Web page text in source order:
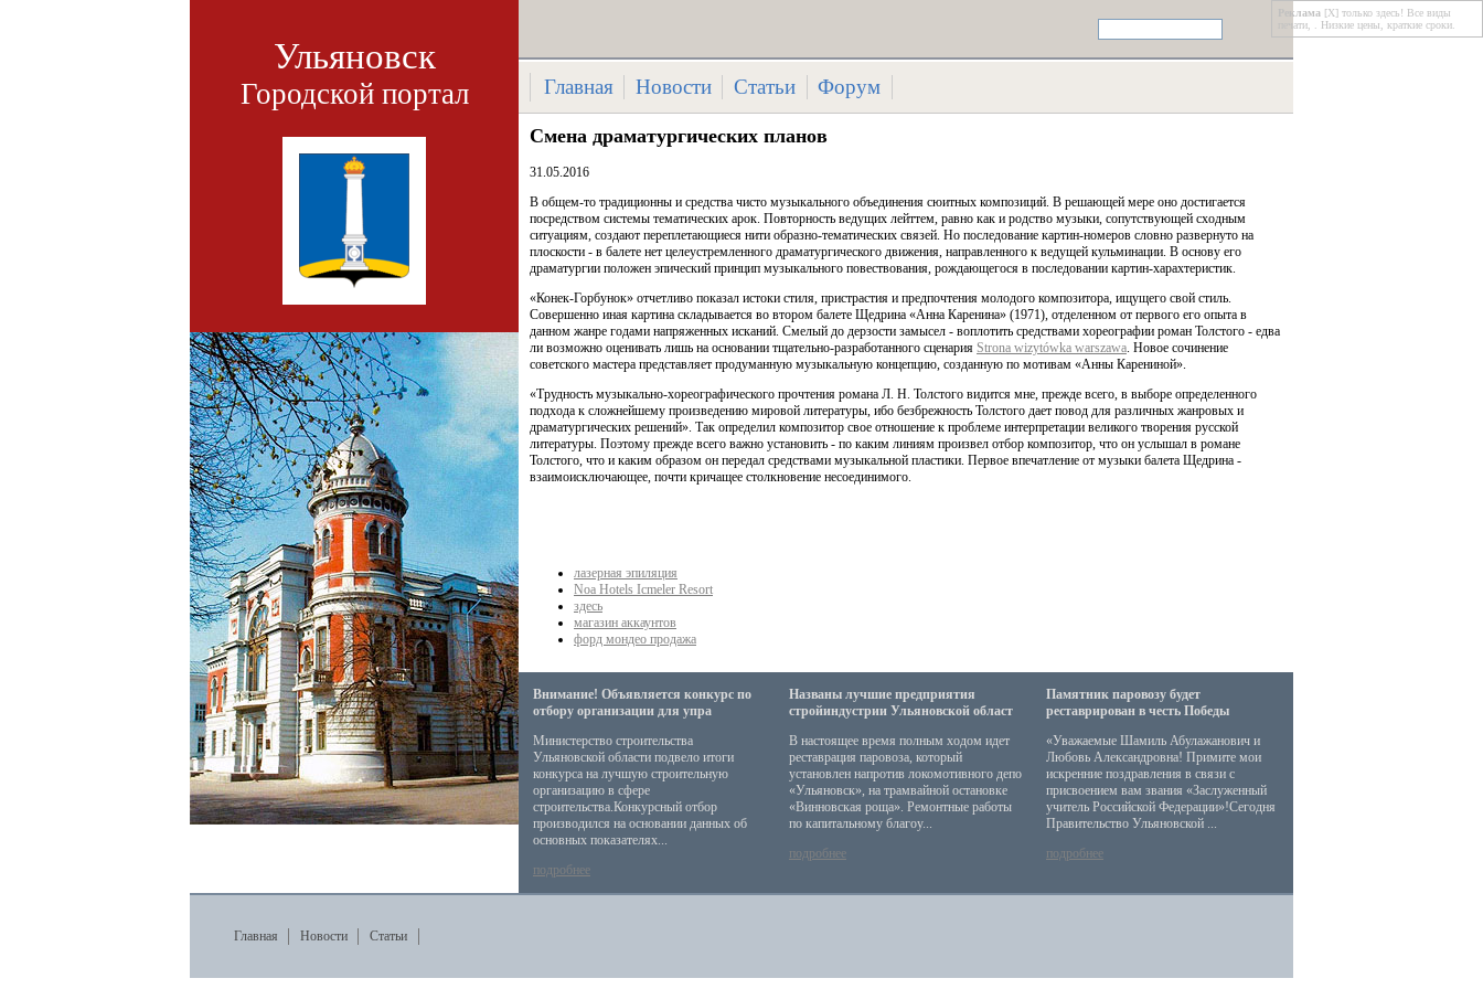
Ульяновск
Городской портал Главная Новости Статьи Форум
Смена драматургических планов
31.05.2016
В общем-то традиционны и средства чисто музыкального объединения сюитных композиций. В решающей мере оно достигается
посредством системы тематических арок. Повторность ведущих лейттем, равно как и родство музыки, сопутствующей сходным
ситуациям, создают переплетающиеся нити образно-тематических связей. Но последование картин-номеров словно развернуто на
плоскости - в балете нет целеустремленного драматургического движения, направленного к ведущей кульминации. В основу его
драматургии положен эпический принцип музыкального повествования, рождающегося в последовании картин-харахтеристик.
«Конек-Горбунок» отчетливо показал истоки стиля, пристрастия и предпочтения молодого композитора, ищущего свой стиль.
Совершенно иная картина складывается во втором балете Щедрина «Анна Каренина» (1971), отделенном от первого его опыта в
данном жанре годами напряженных исканий. Смелый до дерзости замысел - воплотить средствами хореографии роман Толстого - едва
ли возможно оценивать лишь на основании тщательно-разработанного сценария Strona wizytówka warszawa. Новое сочинение
советского мастера представляет продуманную музыкальную концепцию, созданную по мотивам «Анны Карениной».
«Трудность музыкально-хореографического прочтения романа Л. Н. Толстого видится мне, прежде всего, в выборе определенного
подхода к сложнейшему произведению мировой литературы, ибо безбрежность Толстого дает повод для различных жанровых и
драматургических решений». Так определил композитор свое отношение к проблеме интерпретации великого творения русской
литературы. Поэтому прежде всего важно установить - по каким линиям произвел отбор композитор, что он услышал в романе
Толстого, что и каким образом он передал средствами музыкальной пластики. Первое впечатление от музыки балета Щедрина -
взаимоисключающее, почти кричащее столкновение несоединимого.
лазерная эпиляция
Noa Hotels Icmeler Resort
здесь
магазин аккаунтов
форд мондео продажа
Внимание! Объявляется конкурс по
отбору организации для упра
Министерство строительства
Ульяновской области подвело итоги
конкурса на лучшую строительную
организацию в сфере
строительства.Конкурсный отбор
производился на основании данных об
основных показателях...
подробнее
Реклама [X] только здесь! Все виды
печати, . Низкие цены, краткие сроки.
Названы лучшие предприятия
стройиндустрии Ульяновской област
В настоящее время полным ходом идет
реставрация паровоза, который
установлен напротив локомотивного депо
«Ульяновск», на трамвайной остановке
«Винновская роща». Ремонтные работы
по капитальному благоу...
подробнее
Памятник паровозу будет
реставрирован в честь Победы
«Уважаемые Шамиль Абулажанович и
Любовь Александровна! Примите мои
искренние поздравления в связи с
присвоением вам звания «Заслуженный
учитель Российской Федерации»!Сегодня
Правительство Ульяновской ...
подробнее
Главная Новости Статьи